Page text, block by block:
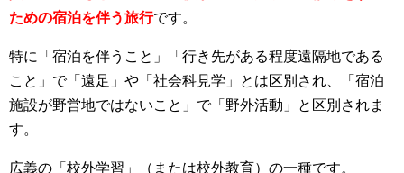
ための宿泊を伴う旅行です。
特に「宿泊を伴うこと」「行き先がある程度遠隔地である
こと」で「遠足」や「社会科見学」とは区別され、「宿泊
施設が野営地ではないこと」で「野外活動」と区別されま
す。
広義の「校外学習」（または校外教育）の一種です。